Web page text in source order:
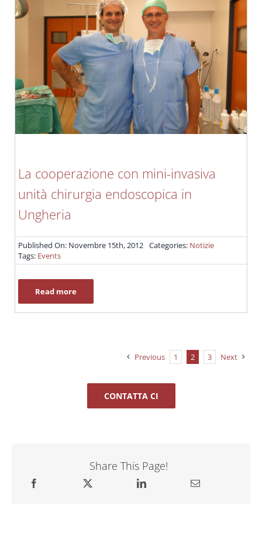
La cooperazione con mini-invasiva
unità chirurgia endoscopica in
Ungheria
Published On: Novembre 15th, 2012 Categories: Notizie
Tags: Events
Read more
Previous 1 2 3 Next
CONTATTA CI
Share This Page!